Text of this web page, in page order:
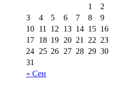
« Сен
1
2
3
4 5 6 7 8
9
10 11 12 13 14 15 16
17 18 19 20 21 22 23
24 25 26 27 28 29 30
31